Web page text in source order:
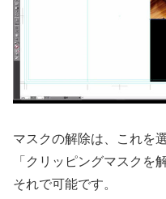
マスクの解除は、これを
「クリッピングマスクを
それで可能です。